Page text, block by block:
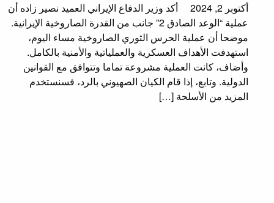
أكتوبر 2, 2024 أكد وزير الدفاع الإيراني العميد نصير زاده أن
عملية “الوعد الصادق 2” جانب من القدرة الصاروخية الإيرانية.
موضحا أن عملية الحرس الثوري الصاروخية مساء اليوم،
استهدفت الأهداف العسكرية والعملياتية والأمنية بالكامل.
وأضاف، كانت العملية مشروعة تماما وتتوافق مع القوانين
الدولية. وتابع، إذا قام الكيان الصهيوني بالرد، فسنستخدم
المزيد من الأسلحة […]